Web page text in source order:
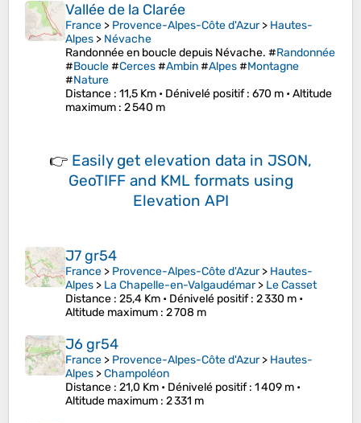
Vallée de la Clarée
France > Provence-Alpes-Côte d'Azur> Hautes-
Alpes > Névache
Randonnée en boucle depuis Névache. #Randonnée
#Boucle#Cerces#Ambin#Alpes#Montagne
#Nature
Distance : 11,5 Km • Dénivelé positif: 670 m •Altitude
maximum : 2 540 m
👉 Easily get elevation data in JSON,
GeoTIFF and KML formats using
Elevation API
J7 gr54
France > Provence-Alpes-Côte d'Azur> Hautes-
Alpes > La Chapelle-en-Valgaudémar> Le Casset
Distance : 25,4 Km • Dénivelé positif: 2 330 m •
Altitude maximum : 2 708 m
J6 gr54
France > Provence-Alpes-Côte d'Azur> Hautes-
Alpes >Champoléon
Distance : 21,0 Km • Dénivelé positif: 1 409 m •
Altitude maximum : 2 331 m